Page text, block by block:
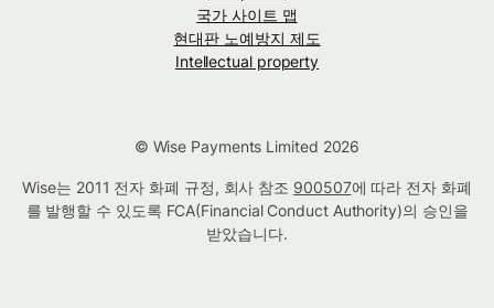
국가 사이트 맵
현대판 노예방지 제도
Intellectual property
© Wise Payments Limited 2026
Wise는 2011 전자 화폐 규정, 회사 참조 900507에 따라 전자 화폐
를 발행할 수 있도록 FCA(Financial Conduct Authority)의 승인을
받았습니다.